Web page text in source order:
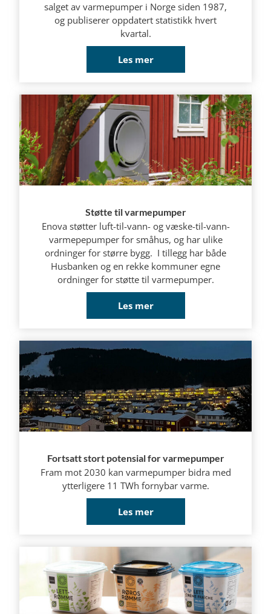
salget av varmepumper i Norge siden 1987,
og publiserer oppdatert statistikk hvert
kvartal.
Les mer
Støtte til varmepumper
Enova støtter luft-til-vann- og væske-til-vann-
varmepepumper for småhus, og har ulike
ordninger for større bygg. I tillegg har både
Husbanken og en rekke kommuner egne
ordninger for støtte til varmepumper.
Les mer
Fortsatt stort potensial for varmepumper
Fram mot 2030 kan varmepumper bidra med
ytterligere 11 TWh fornybar varme.
Les mer